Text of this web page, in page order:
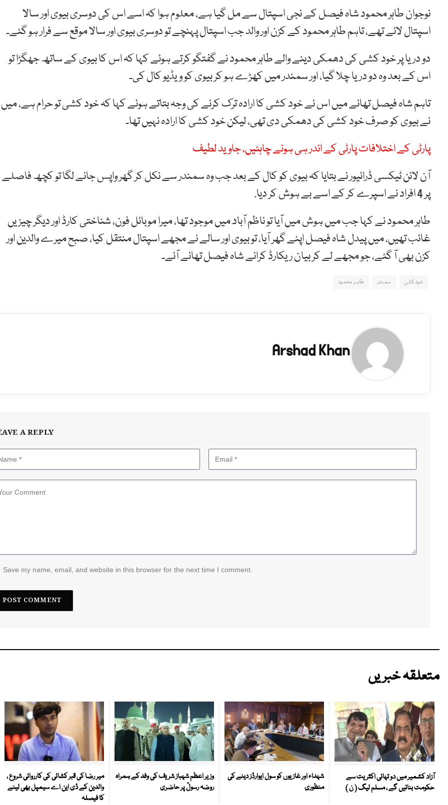
نوجوان طاہر محمود شاہ فیصل کے نجی اسپتال سے مل گیا ہے، معلوم ہوا کہ اسے اس کی دوسری بیوی اور سالا
اسپتال لائے تھے، تاہم طاہر محمود کے کزن اور والد جب اسپتال پہنچے تو دوسری بیوی اور سالا موقع سے فرار ہو گئے۔
دو دریا پر خود کشی کی دھمکی دینے والے طاہر محمود نے گفتگو کرتے ہوئے کہا کہ اس کا بیوی کے ساتھ جھگڑا تو
اس کے بعد وہ دو دریا چلا گیا، اور سمندر میں کھڑے ہو کر بیوی کو ویڈیو کال کی۔
تاہم شاہ فیصل تھانے میں اس نے خود کشی کا ارادہ ترک کرنے کی وجہ بتاتے ہوئے کہا کہ خود کشی تو حرام ہے، میں
نے بیوی کو صرف خود کشی کی دھمکی دی تھی، لیکن خود کشی کا ارادہ نہیں تھا۔
پارٹی کے اختلافات پارٹی کے اندر ہی ہونے چاہئیں، جاوید لطیف
آن لائن ٹیکسی ڈرائیور نے بتایا کہ بیوی کو کال کے بعد جب وہ سمندر سے نکل کر گھر واپس جانے لگا تو کچھ فاصلے
پر 4 افراد نے اسپرے کر کے اسے بے ہوش کر دیا.
طاہر محمود نے کہا جب میں ہوش میں آیا تو ناظم آباد میں موجود تھا، میرا موبائل فون، شناختی کارڈ اور دیگر چیزیں
غائب تھیں، میں پیدل شاہ فیصل اپنے گھر آیا، تو بیوی اور سالے نے مجھے اسپتال منتقل کیا، صبح میرے والدین اور
کزن بھی آ گئے، جو مجھے لے کر بیان ریکارڈ کرانے شاہ فیصل تھانے آئے۔
خودکشی سمندر طاہر محمود
Arshad Khan
A REPLY
Save my name, email, and website in this browser for the next time I comment.
متعلقہ خبریں
آزاد کشمیر میں دو تہائی اکثریت سے
حکومت بنائیں گے ، مسلم لیگ ( ن )
شہداء اور غازیوں کو سول ایوارڈز دینے کی
منظوری
وزیر اعظم شہباز شریف کی وفد کے ہمراہ
روضہ رسولؐ پر حاضری
میر رضا کی قبر کشائی کی کارروائی شروع ،
والدین کے ڈی این اے سیمپل بھی لینے
کا فیصلہ